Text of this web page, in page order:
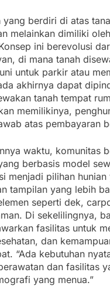
yang berdiri di atas
melainkan dimiliki oleh
ini berevolusi
di mana tanah
untuk parkir atau
akhirnya dapat
tanah tempat
memilikinya,
atas pembayaran
waktu, komunitas
berbasis model
menjadi pilihan hunian
tampilan yang lebih
seperti dek,
Di sekelilingnya,
fasilitas untuk
dan
“Ada kebutuhan
dan fasilitas
yang menua.”